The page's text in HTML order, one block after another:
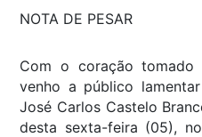
NOTA DE PESAR
Com o coração
venho a público
José Carlos Castelo
desta sexta-feira (05),